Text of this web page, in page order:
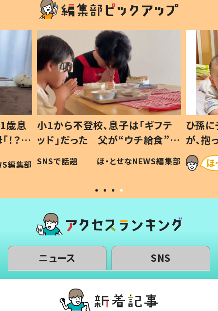
歳息
？」
編集部
小1から不登校、息子は「ギフテ
ッド」だった 父が“ウチ給食”を
作り続ける理由とは #令和の親
#令和の子
SNSで話題 ほ・とせなNEWS編集部
ひ孫
が、
「涙が
い」
ニュース SNS